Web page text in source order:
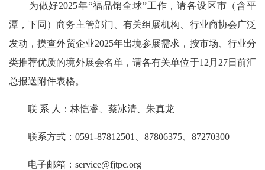
为做好2025年“福品销全球”工作，请各设区市（含平
潭，下同）商务主管部门、有关组展机构、行业商协会广泛
发动，摸查外贸企业2025年出境参展需求，按市场、行业分
类推荐优质的境外展会名单，请各有关单位于12月 27日前汇
总报送附件表格。
联 系 人：林恺睿、蔡冰清 、朱真龙
联系方式：0591-87812501、87806375 87270300
电子邮箱：service@fjtpc.org